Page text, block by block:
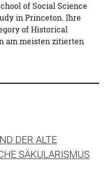
of Social Science
in Princeton. Ihre
of Historical
am meisten zitierten
DER ALTE
SÄKULARISMUS